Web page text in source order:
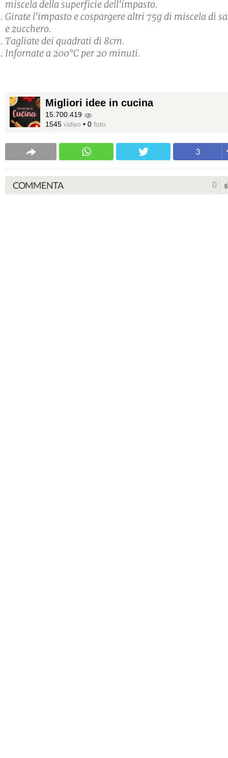
miscela della superficie dell'impasto.
Girate l'impasto e cospargere altri 75g di miscela di
e zucchero.
Tagliate dei quadrati di 8cm.
Infornate a 200°C per 20 minuti.
Migliori idee in cucina
15.700.419
1545 video • 0 foto
3
COMMENTA 0